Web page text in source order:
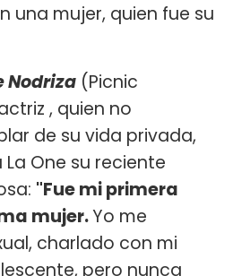
una mujer, quien fue su
Nodriza (Picnic
, quien no
de su vida privada,
One su reciente
"Fue mi primera
mujer.Yo me
charlado con mi
pero nunca